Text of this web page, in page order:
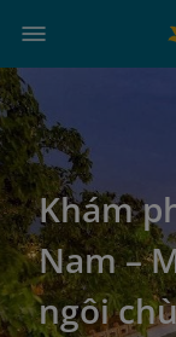
Khám
Nam –
ngôi